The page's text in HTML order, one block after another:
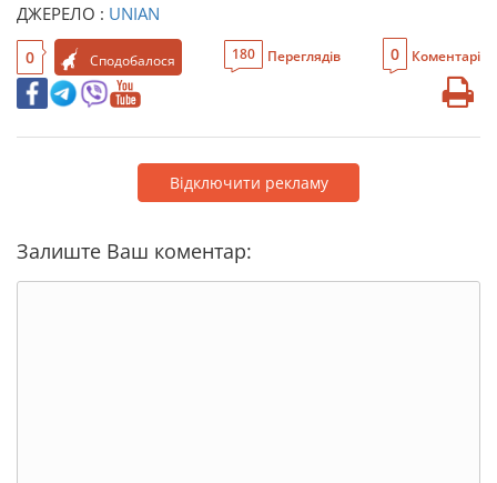
ДЖЕРЕЛО : UNIAN
0 Сподобалося 180 Переглядів 0 Коментарі
Відключити рекламу
Залиште Ваш коментар: